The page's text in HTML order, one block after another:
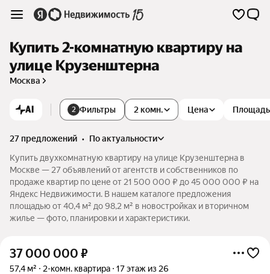
Купить 2-комнатную квартиру на
улице Крузенштерна
Москва
AI 2 Фильтры 2 комн. Цена Площадь
27 предложений •
по актуальности
Купить двухкомнатную квартиру на улице Крузенштерна в
Москве — 27 объявлений от агентств и собственников по
продаже квартир по цене от 21 500 000 ₽ до 45 000 000 ₽ на
Яндекс Недвижимости. В нашем каталоге предложения
площадью от 40,4 м² до 98,2 м² в новостройках и вторичном
жилье — фото, планировки и характеристики.
37 000 000 ₽
57,4 м² 2-комн. квартира 17 этаж из 26